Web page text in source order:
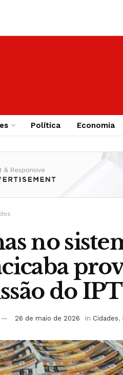
Política Economia
no
do
26 de maio de 2026 in Cidades,